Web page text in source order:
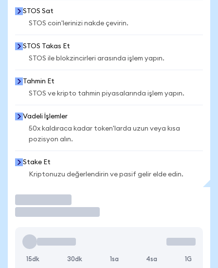
STOS Sat
STOS coin'lerinizi nakde çevirin.
STOS Takas Et
STOS ile blokzincirleri arasında işlem yapın.
Tahmin Et
STOS ve kripto tahmin piyasalarında işlem yapın.
Vadeli İşlemler
50x kaldıraca kadar token'larda uzun veya kısa
pozisyon alın.
Stake Et
Kriptonuzu değerlendirin ve pasif gelir elde edin.
15dk 30dk 1sa 4sa 1G